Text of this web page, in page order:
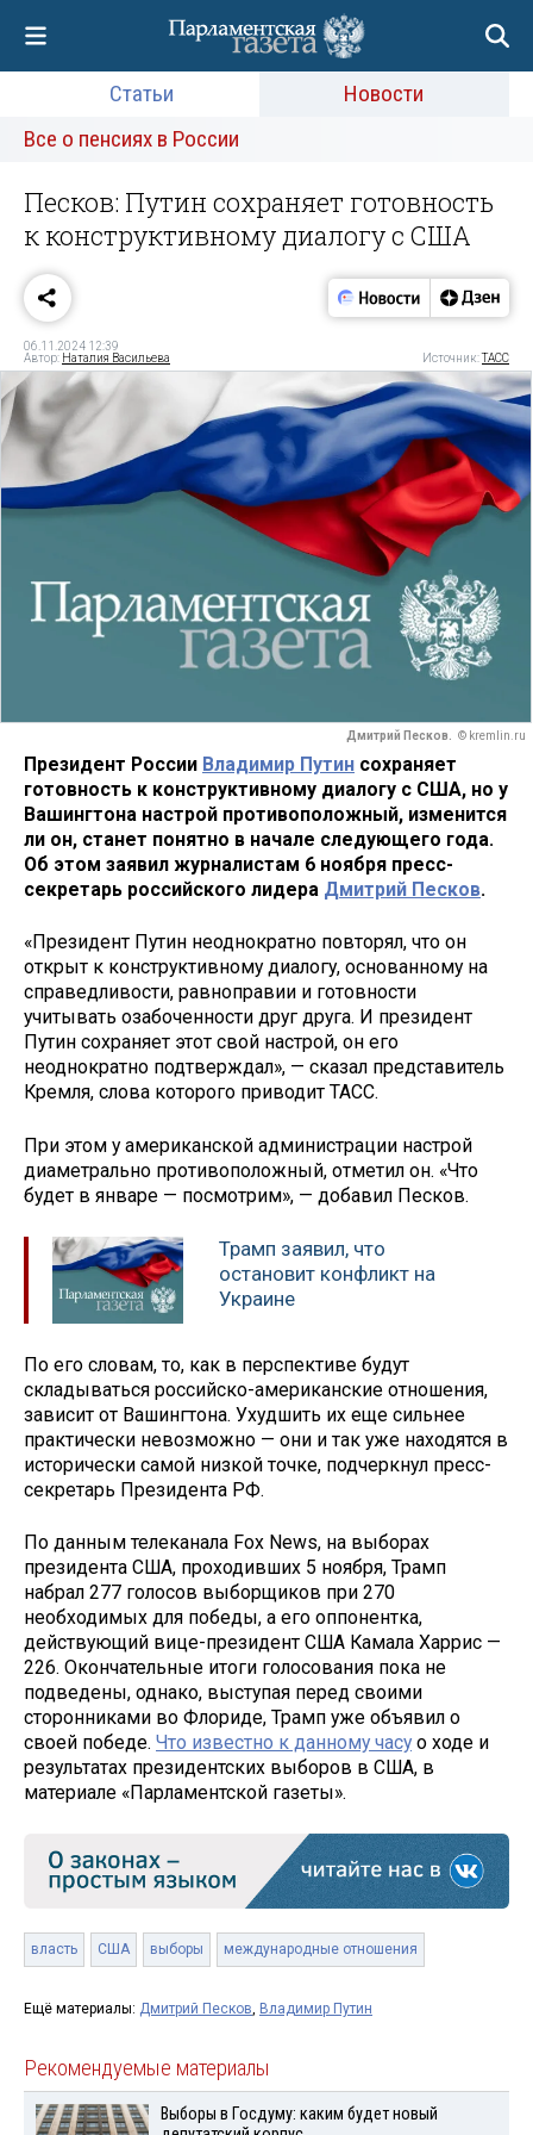
Статьи
Новости
Все о пенсиях в России
Песков: Путин сохраняет готовность
к конструктивному диалогу с США
06.11.2024 12:39
Автор: Наталия Васильева Источник:ТАСС
Дмитрий Песков. © kremlin.ru
Президент России Владимир Путин сохраняет
готовность к конструктивному диалогу с США, но у
Вашингтона настрой противоположный, изменится
ли он, станет понятно в начале следующего года.
Об этом заявил журналистам 6 ноября пресс-
секретарь российского лидера Дмитрий Песков.
«Президент Путин неоднократно повторял, что он
открыт к конструктивному диалогу, основанному на
справедливости, равноправии и готовности
учитывать озабоченности друг друга. И президент
Путин сохраняет этот свой настрой, он его
неоднократно подтверждал», — сказал представитель
Кремля, слова которого приводит ТАСС.
При этом у американской администрации настрой
диаметрально противоположный, отметил он. «Что
будет в январе — посмотрим», — добавил Песков.
Трамп заявил, что
остановит конфликт на
Украине
По его словам, то, как в перспективе будут
складываться российско-американские отношения,
зависит от Вашингтона. Ухудшить их еще сильнее
практически невозможно — они и так уже находятся в
исторически самой низкой точке, подчеркнул пресс-
секретарь Президента РФ.
По данным телеканала Fox News, на выборах
президента США, проходивших 5 ноября, Трамп
набрал 277 голосов выборщиков при 270
необходимых для победы, а его оппонентка,
действующий вице-президент США Камала Харрис —
226. Окончательные итоги голосования пока не
подведены, однако, выступая перед своими
сторонниками во Флориде, Трамп уже объявил о
своей победе. Что известно к данному часу о ходе и
результатах президентских выборов в США, в
материале «Парламентской газеты».
власть США выборы международные отношения
Ещё материалы: Дмитрий Песков Владимир Путин
Рекомендуемые материалы
Выборы в Госдуму: каким будет новый